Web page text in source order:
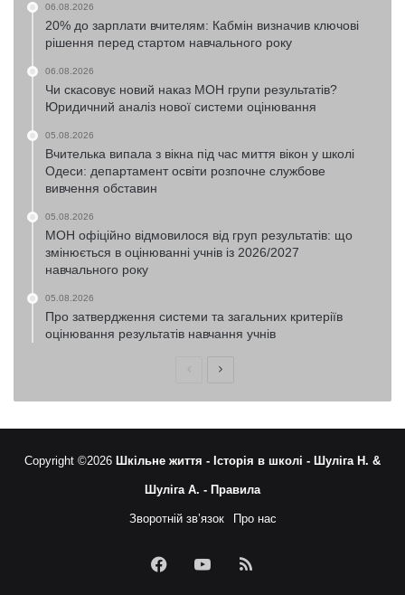
06.08.2026
20% до зарплати вчителям: Кабмін визначив ключові
рішення перед стартом навчального року
06.08.2026
Чи скасовує новий наказ МОН групи результатів?
Юридичний аналіз нової системи оцінювання
05.08.2026
Вчителька випала з вікна під час миття вікон у школі
Одеси: департамент освіти розпочне службове
вивчення обставин
05.08.2026
МОН офіційно відмовилося від груп результатів: що
змінюється в оцінюванні учнів із 2026/2027
навчального року
05.08.2026
Про затвердження системи та загальних критеріїв
оцінювання результатів навчання учнів
ПопередняНаступна
Copyright ©2026 Шкільне життя - Історія в школі - Шуліга Н. &
Шуліга А. - Правила
Зворотній зв’язок Про нас
FacebookYouTubeRSS